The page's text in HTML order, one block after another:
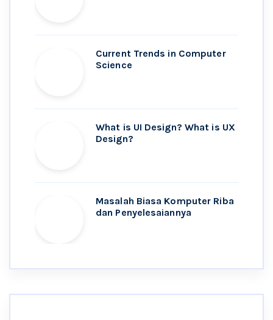
Current Trends in Computer
Science
What is UI Design? What is UX
Design?
Masalah Biasa Komputer Riba
dan Penyelesaiannya